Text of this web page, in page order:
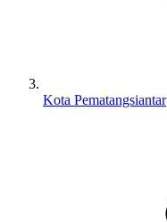
Kota Pematangsiantar